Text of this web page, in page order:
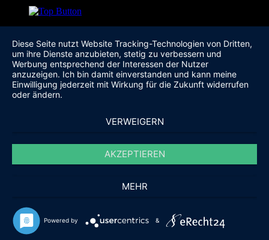
Diese Seite nutzt Website Tracking-Technologien von Dritten,
um ihre Dienste anzubieten, stetig zu verbessern und
Werbung entsprechend der Interessen der Nutzer
anzuzeigen. Ich bin damit einverstanden und kann meine
Einwilligung jederzeit mit Wirkung für die Zukunft widerrufen
oder ändern.
VERWEIGERN
AKZEPTIEREN
MEHR
Powered by &